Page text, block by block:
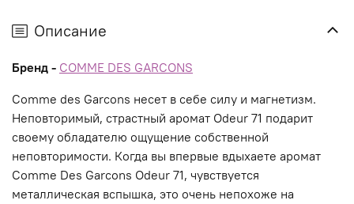
Описание
Бренд - COMME DES GARCONS
Comme des Garсons несет в себе силу и магнетизм.
Неповторимый, страстный аромат Odeur 71 подарит
своему обладателю ощущение собственной
неповторимости. Когда вы впервые вдыхаете аромат
Comme Des Garcons Odeur 71, чувствуется
металлическая вспышка, это очень непохоже на